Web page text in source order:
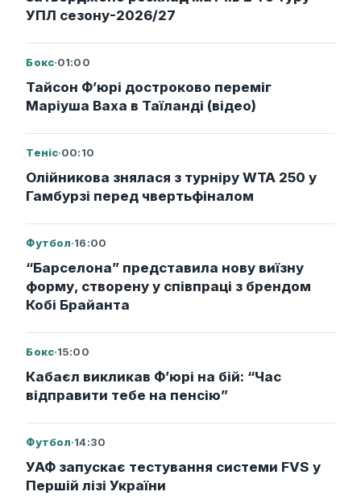
УПЛ сезону-2026/27
Бокс·01:00
Тайсон Ф’юрі достроково переміг
Маріуша Ваха в Таїланді (відео)
Теніс·00:10
Олійникова знялася з турніру WTA 250 у
Гамбурзі перед чвертьфіналом
Футбол·16:00
“Барселона” представила нову виїзну
форму, створену у співпраці з брендом
Кобі Брайанта
Бокс·15:00
Кабаєл викликав Ф’юрі на бій: “Час
відправити тебе на пенсію”
Футбол·14:30
УАФ запускає тестування системи FVS у
Першій лізі України